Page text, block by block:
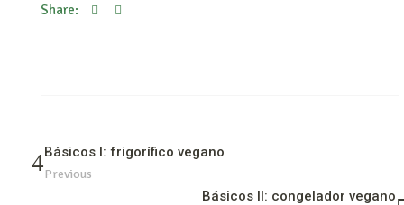
Share:
Básicos I: frigorífico vegano
Previous
Básicos II: congelador vegano